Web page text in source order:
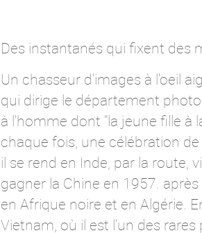
Des instantanés qui fixent des
Un chasseur d'images à l'oeil
qui dirige le département
à l'homme dont "la jeune fille à
chaque fois, une célébration
il se rend en Inde, par la route,
gagner la Chine en 1957.
en Afrique noire et en Algérie.
Vietnam, où il est l’un des